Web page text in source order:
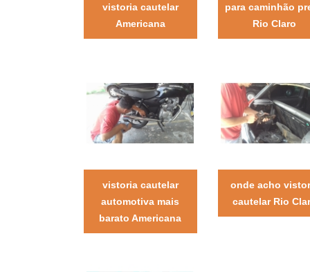
vistoria cautelar
Americana
para caminhão
Rio Claro
vistoria cautelar
automotiva mais
barato Americana
onde acho
cautelar Rio